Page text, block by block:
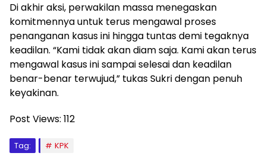
Di akhir aksi, perwakilan massa menegaskan
komitmennya untuk terus mengawal proses
penanganan kasus ini hingga tuntas demi tegaknya
keadilan. “Kami tidak akan diam saja. Kami akan terus
mengawal kasus ini sampai selesai dan keadilan
benar-benar terwujud,” tukas Sukri dengan penuh
keyakinan.
Post Views: 112
Tag:
KPK